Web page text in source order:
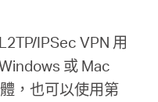
IPSec VPN 用
或 Mac
，也可以使用第